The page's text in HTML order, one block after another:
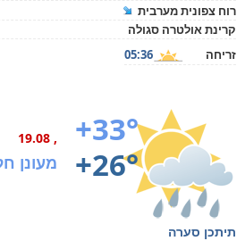
רוח צפונית מערבית
קרינת אולטרה סגולה
זריחה
05:36
+33°
+26°
, 19.08
מעונן
תיתכן סערה